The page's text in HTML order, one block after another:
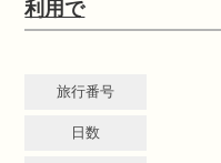
利用で
旅行番号
日数